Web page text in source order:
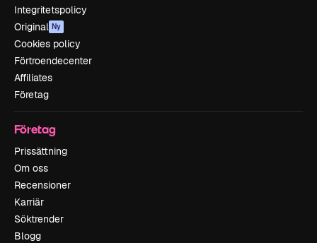
Integritetspolicy
Original Ny
Cookies policy
Förtroendecenter
Affiliates
Företag
Företag
Prissättning
Om oss
Recensioner
Karriär
Söktrender
Blogg